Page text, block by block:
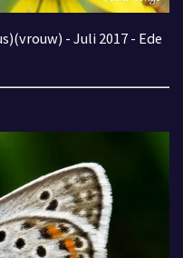
- Juli 2017 - Ede